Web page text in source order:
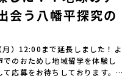
社会をつくる」というビジョ
した教育事業団体です。日本
学卒業後に地域の枠を越えて生
域・学校で1〜3年間過ごすこ
学」をはじめとした、教育事業
ます。名 称：一般財団法人地
立：2017年3月代表者：岩本
たい方へ〜全体説明を聞いた
るの？」「どんな町なの？」
平取町ならではの豊かな文化
っぷりとお伝えします。日
どんなとこ
答お申し込み：https://c-
明会でも、お気軽にどうぞ！
PM） 14：00頃プログラム終
着予定です。※天候の状況や参
場合がございます。参加概要
ょう）【実施日程】7月28日
方には6月19日(金) 18：30～
ン研修」をご案内する予定で
合場所・時間】7月28日(火)
ったり、電気を組んだり、木
われる高校で&quot;自分の手
には自分だけの「竹灯籠（た
ます。真っ青な海に思いっき
仲間や地元の高校生、地域の方
は一生の思い出になるはず！
！に出会う3日間。熱気あふれる
会う八幡平探究の
月）12:00まで延長しました！よ
のおためし地域留学を体験し
応募をお待ちしております。